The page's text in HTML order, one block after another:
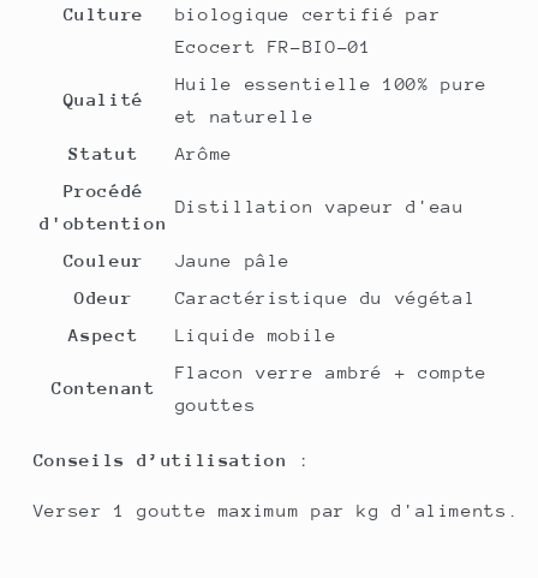
Culture
biologique certifié par
Ecocert FR-BIO-01
Qualité
Huile essentielle 100% pure
et naturelle
Statut
Arôme
Procédé
d'obtention
Distillation vapeur d'eau
Couleur
Jaune pâle
Odeur
Caractéristique du végétal
Aspect
Liquide mobile
Contenant
Flacon verre ambré + compte
gouttes
Conseils d’utilisation :
Verser 1 goutte maximum par kg d'aliments.